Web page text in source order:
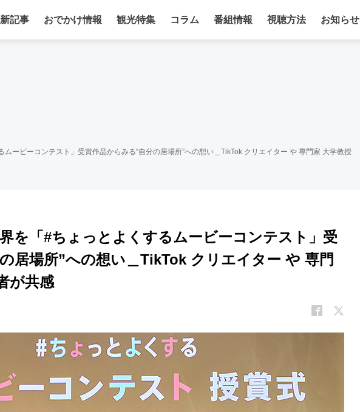
記事 おでかけ情報 観光特集 コラム 番組情報 視聴方法 お知らせ
ービーコンテスト」受賞作品からみる“自分の居場所”への想い＿TikTok クリエイター や 専門家 大学教授
を「#ちょっとよくするムービーコンテスト」受
居場所”への想い＿TikTok クリエイター や 専門
が共感